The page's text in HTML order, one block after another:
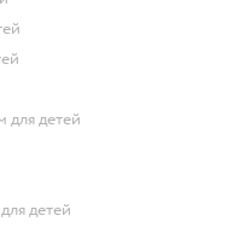
для детей
детей